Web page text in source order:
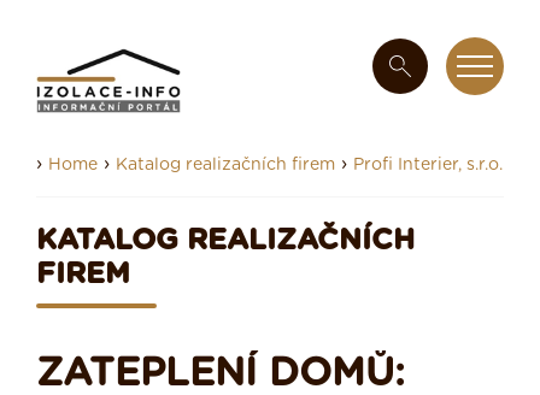
› Home › Katalog realizačních firem › Profi Interier, s.r.o.
KATALOG REALIZAČNÍCH
FIREM
ZATEPLENÍ DOMŮ: